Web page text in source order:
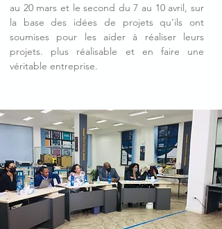
au 20 mars et le second du 7 au 10 avril, sur
la base des idées de projets qu'ils ont
soumises pour les aider à réaliser leurs
projets. plus réalisable et en faire une
véritable entreprise.